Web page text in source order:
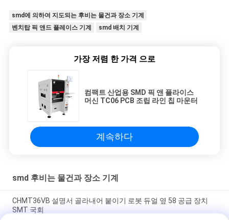
smd에 의하여 지도되는 후비는 물건과 장소 기계
벤치탑 픽 앤드 플레이스 기계
smd 배치 기계
가장 저렴 한 가격 으로
컴팩트 산업용 SMD 픽 앤 플라이스
머신 TC06 PCB 조립 라인 칩 마운터
계속하다
smd 후비는 물건과 장소 기계
CHMT36VB 설명서 골라내어 붙이기 로봇 듀얼 옆 58 공급 장치
SMT 국회